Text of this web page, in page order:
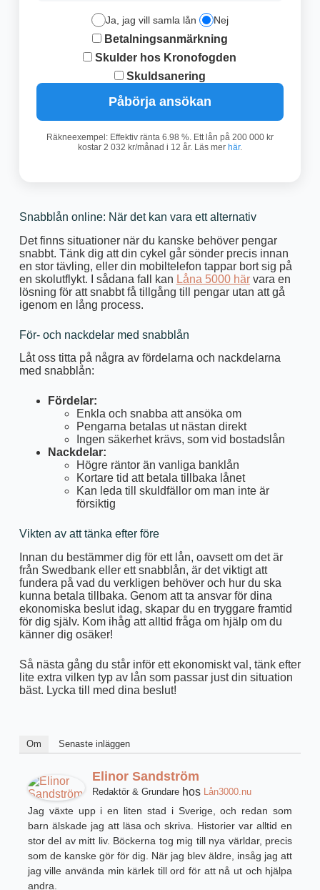
Ja, jag vill samla lån Nej
Betalningsanmärkning
Skulder hos Kronofogden
Skuldsanering
Påbörja ansökan
Räkneexempel: Effektiv ränta 6.98 %. Ett lån på 200 000 kr
kostar 2 032 kr/månad i 12 år. Läs mer här.
Snabblån online: När det kan vara ett alternativ
Det finns situationer när du kanske behöver pengar
snabbt. Tänk dig att din cykel går sönder precis innan
en stor tävling, eller din mobiltelefon tappar bort sig på
en skolutflykt. I sådana fall kan Låna 5000 härvara en
lösning för att snabbt få tillgång till pengar utan att gå
igenom en lång process.
För- och nackdelar med snabblån
Låt oss titta på några av fördelarna och nackdelarna
med snabblån:
Fördelar:
Enkla och snabba att ansöka om
Pengarna betalas ut nästan direkt
Ingen säkerhet krävs, som vid bostadslån
Nackdelar:
Högre räntor än vanliga banklån
Kortare tid att betala tillbaka lånet
Kan leda till skuldfällor om man inte är
försiktig
Vikten av att tänka efter före
Innan du bestämmer dig för ett lån, oavsett om det är
från Swedbank eller ett snabblån, är det viktigt att
fundera på vad du verkligen behöver och hur du ska
kunna betala tillbaka. Genom att ta ansvar för dina
ekonomiska beslut idag, skapar du en tryggare framtid
för dig själv. Kom ihåg att alltid fråga om hjälp om du
känner dig osäker!
Så nästa gång du står inför ett ekonomiskt val, tänk efter
lite extra vilken typ av lån som passar just din situation
bäst. Lycka till med dina beslut!
Om Senaste inläggen
Elinor Sandström
Redaktör & Grundarehos Lån3000.nu
Jag växte upp i en liten stad i Sverige, och redan som
barn älskade jag att läsa och skriva. Historier var alltid en
stor del av mitt liv. Böckerna tog mig till nya världar, precis
som de kanske gör för dig. När jag blev äldre, insåg jag att
jag ville använda min kärlek till ord för att nå ut och hjälpa
andra.